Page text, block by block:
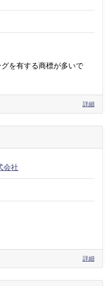
を有する商標が多いで
詳細
会社
詳細